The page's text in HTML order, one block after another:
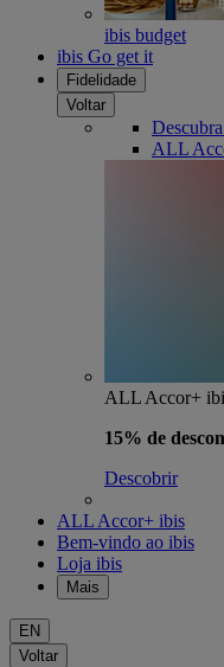
ibis budget
ibis Go get it
Fidelidade
Voltar
ALL
ALL Accor+
15% de
Descobrir
ALL Accor+ ibis
Bem-vindo ao ibis
Loja ibis
Mais
EN
Voltar